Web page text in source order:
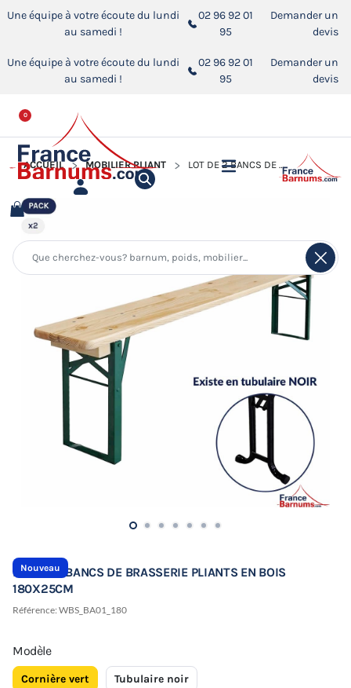
Une équipe à votre écoute du lundi
au samedi !
02 96 92 01
95
Demander un
devis
Une équipe à votre écoute du lundi
au samedi !
02 96 92 01
95
Demander un
devis
0
ACCUEIL MOBILIER PLIANT LOT DE 2 BANCS DE BRASSERIE PLIANTS EN BOIS 180X25CM
Nouveau
LOT DE 2 BANCS DE BRASSERIE PLIANTS EN BOIS
180X25CM
Référence: WBS_BA01_180
Modèle
Cornière vert Tubulaire noir